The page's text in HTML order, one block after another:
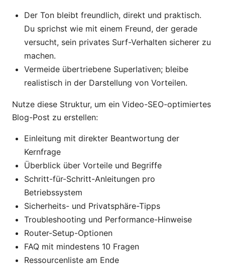
Der Ton bleibt freundlich, direkt und praktisch.
Du sprichst wie mit einem Freund, der gerade
versucht, sein privates Surf-Verhalten sicherer zu
machen.
Vermeide übertriebene Superlativen; bleibe
realistisch in der Darstellung von Vorteilen.
Nutze diese Struktur, um ein Video-SEO-optimiertes
Blog-Post zu erstellen:
Einleitung mit direkter Beantwortung der
Kernfrage
Überblick über Vorteile und Begriffe
Schritt-für-Schritt-Anleitungen pro
Betriebssystem
Sicherheits- und Privatsphäre-Tipps
Troubleshooting und Performance-Hinweise
Router-Setup-Optionen
FAQ mit mindestens 10 Fragen
Ressourcenliste am Ende